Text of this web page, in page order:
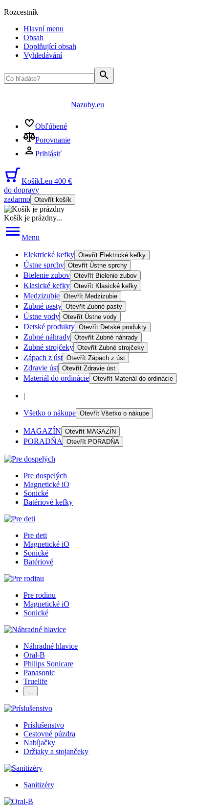
Rozcestník
Hlavní menu
Obsah
Doplňující obsah
Vyhledávání
Nazuby.eu
Obľúbené
Porovnanie
Prihlásiť
KošíkLen 400 €
do dopravy
zadarmo Otevřít košík
Košík je prázdny...
Menu
Elektrické kefky Otevřít Elektrické kefky
Ústne sprchy Otevřít Ústne sprchy
Bielenie zubov Otevřít Bielenie zubov
Klasické kefky Otevřít Klasické kefky
Medzizubie Otevřít Medzizubie
Zubné pasty Otevřít Zubné pasty
Ústne vody Otevřít Ústne vody
Detské produkty Otevřít Detské produkty
Zubné náhrady Otevřít Zubné náhrady
Zubné strojčeky Otevřít Zubné strojčeky
Zápach z úst Otevřít Zápach z úst
Zdravie úst Otevřít Zdravie úst
Materiál do ordinácie Otevřít Materiál do ordinácie
|
Všetko o nákupe Otevřít Všetko o nákupe
MAGAZÍN Otevřít MAGAZÍN
PORADŇA Otevřít PORADŇA
Pre dospelých
Magnetické iO
Sonické
Batériové kefky
Pre deti
Magnetické iO
Sonické
Batériové
Pre rodinu
Magnetické iO
Sonické
Náhradné hlavice
Oral-B
Philips Sonicare
Panasonic
Truelife
…
Príslušenstvo
Cestovné púzdra
Nabíjačky
Držiaky a stojančeky
Sanitizéry